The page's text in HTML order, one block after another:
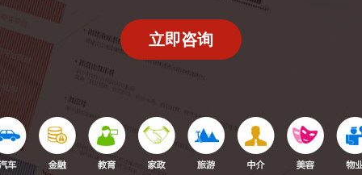
入云平台、在线支付等先进技术手段，致
造为新型物业公司
立即咨询